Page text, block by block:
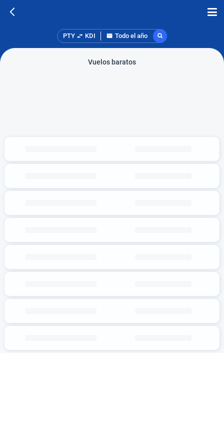
PTY KDI Todo el año
Vuelos baratos